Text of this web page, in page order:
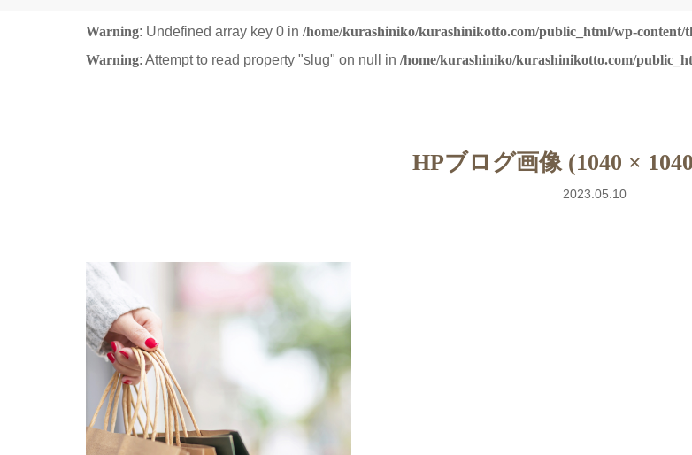
Warning: Undefined array key 0 in /home/kurashiniko/kurashinikotto.com/public_html/wp-content/
Warning: Attempt to read property "slug" on null in /home/kurashiniko/kurashinikotto.com/
HPブログ画像 (1040 ×
2023.05.10